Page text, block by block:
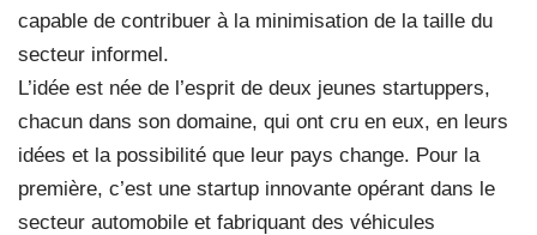
capable de contribuer à la minimisation de la taille du
secteur informel.
L’idée est née de l’esprit de deux jeunes startuppers,
chacun dans son domaine, qui ont cru en eux, en leurs
idées et la possibilité que leur pays change. Pour la
première, c’est une startup innovante opérant dans le
secteur automobile et fabriquant des véhicules